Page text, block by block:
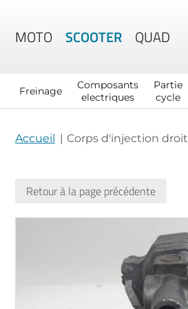
MOTO SCOOTER QUAD
Freinage
Composants
electriques
Partie
cycle
Accueil Corps d'injection droit
Retour à la page précédente